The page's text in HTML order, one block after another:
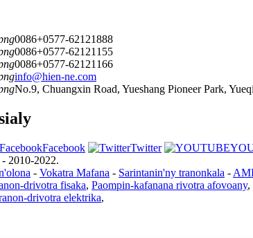
0086+0577-62121888
0086+0577-62121155
0086+0577-62121166
info@hien-ne.com
No.9, Chuangxin Road, Yueshang Pioneer Park,
Facebook Twitter
2010-2022.
- Vokatra Mafana - Sarintanin'ny tranonkala -
drivotra fisaka, Paompin-kafanana rivotra afovoany,
drivotra elektrika,